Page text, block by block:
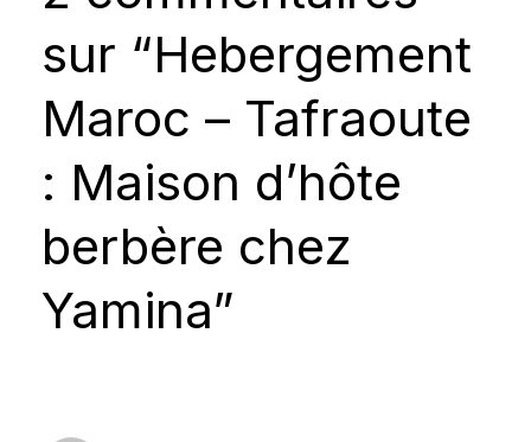
sur “Hebergement
Maroc – Tafraoute
: Maison d’hôte
berbère chez
Yamina”